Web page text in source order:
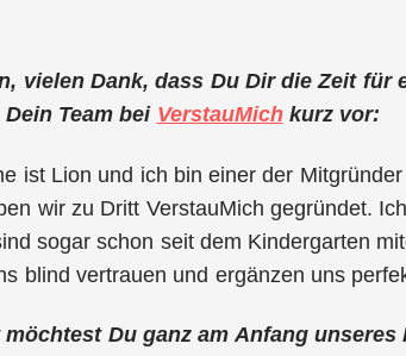
vielen Dank, dass Du Dir die Zeit
Team bei VerstauMichkurz vor:
ist Lion und ich bin einer der
wir zu Dritt VerstauMich gegründet.
sogar schon seit dem Kindergarten
blind vertrauen und ergänzen uns
möchtest Du ganz am Anfang